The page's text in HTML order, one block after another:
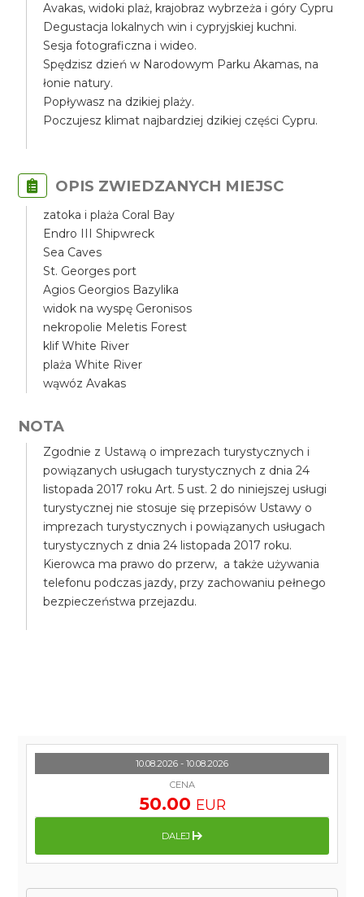
Avakas, widoki plaż, krajobraz wybrzeża i góry Cypru
Degustacja lokalnych win i cypryjskiej kuchni.
Sesja fotograficzna i wideo.
Spędzisz dzień w Narodowym Parku Akamas, na
łonie natury.
Popływasz na dzikiej plaży.
Poczujesz klimat najbardziej dzikiej części Cypru.
OPIS ZWIEDZANYCH MIEJSC
zatoka i plaża Coral Bay
Endro III Shipwreck
Sea Caves
St. Georges port
Agios Georgios Bazylika
widok na wyspę Geronisos
nekropolie Meletis Forest
klif White River
plaża White River
wąwóz Avakas
NOTA
Zgodnie z Ustawą o imprezach turystycznych i
powiązanych usługach turystycznych z dnia 24
listopada 2017 roku Art. 5 ust. 2 do niniejszej usługi
turystycznej nie stosuje się przepisów Ustawy o
imprezach turystycznych i powiązanych usługach
turystycznych z dnia 24 listopada 2017 roku.
Kierowca ma prawo do przerw, a także używania
telefonu podczas jazdy, przy zachowaniu pełnego
bezpieczeństwa przejazdu.
10.08.2026 - 10.08.2026
CENA
50.00 EUR
DALEJ